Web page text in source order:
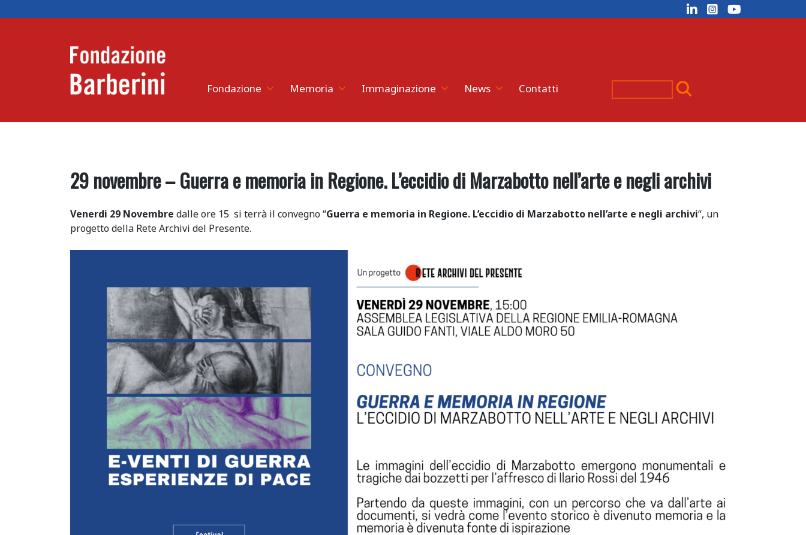
Fondazione Memoria Immaginazione News Contatti
29 novembre – Guerra e memoria in Regione. L’eccidio di Marzabotto nell’arte e negli archivi
Venerdi 29 Novembre dalle ore 15 si terrà il convegno “Guerra e memoria in Regione. L’eccidio di Marzabotto nell’arte e negli archivi“, un
progetto della Rete Archivi del Presente.